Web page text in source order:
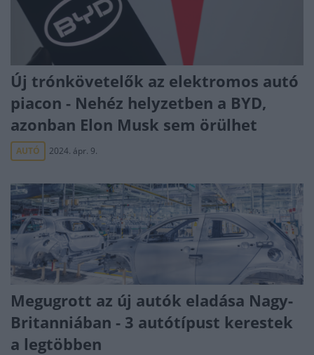
Új trónkövetelők az elektromos autó
piacon - Nehéz helyzetben a BYD,
azonban Elon Musk sem örülhet
AUTÓ 2024. ápr. 9.
Megugrott az új autók eladása Nagy-
Britanniában - 3 autótípust kerestek
a legtöbben